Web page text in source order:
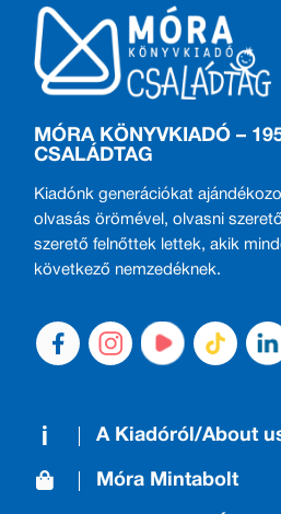
MÓRA KÖNYVKIADÓ –
CSALÁDTAG
Kiadónk generációkat
olvasás örömével, olvasni
szerető felnőttek lettek, akik
következő nemzedéknek.
A Kiadóról/About
Móra Mintabolt